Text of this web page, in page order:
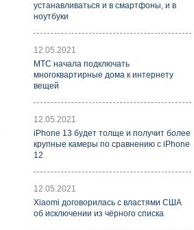
устанавливаться и в смартфоны, и в
ноутбуки
12.05.2021
МТС начала подключать
многоквартирные дома к интернету
вещей
12.05.2021
iPhone 13 будет толще и получит более
крупные камеры по сравнению с iPhone
12
12.05.2021
Xiaomi договорилась с властями США
об исключении из чёрного списка